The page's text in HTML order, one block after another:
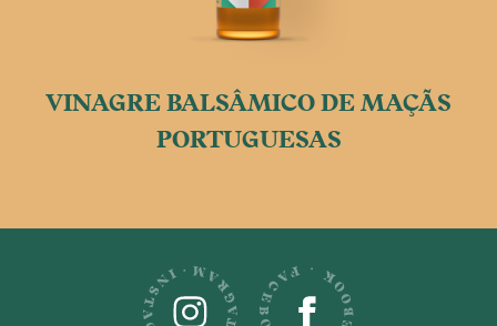
VINAGRE BALSÂMICO DE MAÇÃS
PORTUGUESAS